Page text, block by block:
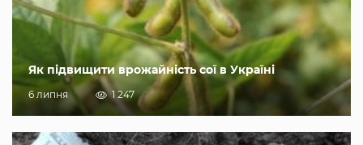
Як підвищити врожайність сої в Україні
6 липня 1 247